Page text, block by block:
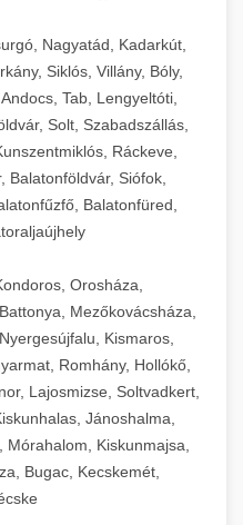
Nagyatád, Kadarkút,
Siklós, Villány, Bóly,
Tab, Lengyeltóti,
Solt, Szabadszállás,
Ráckeve,
Balatonföldvár, Siófok,
Balatonfüred,
Orosháza,
Mezőkovácsháza,
Kismaros,
Romhány, Hollókő,
Lajosmizse, Soltvadkert,
Jánoshalma,
Kiskunmajsa,
Bugac, Kecskemét,